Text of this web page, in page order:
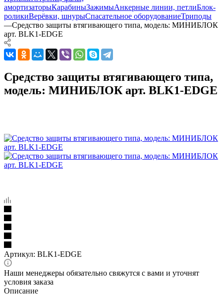
амортизаторыКарабиныЗажимыАнкерные линии, петлиБлок-
роликиВерёвки, шнурыСпасательное оборудованиеТриподы
—Средство защиты втягивающего типа, модель: МИНИБЛОК
арт. BLK1-EDGE
Средство защиты втягивающего типа,
модель: МИНИБЛОК арт. BLK1-EDGE
Артикул: BLK1-EDGE
Наши менеджеры обязательно свяжутся с вами и уточнят
условия заказа
Описание